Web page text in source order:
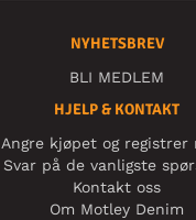
NYHETSBREV
BLI MEDLEM
HJELP & KONTAKT
Angre kjøpet og registrer
Svar på de vanligste
Kontakt oss
Om Motley Denim